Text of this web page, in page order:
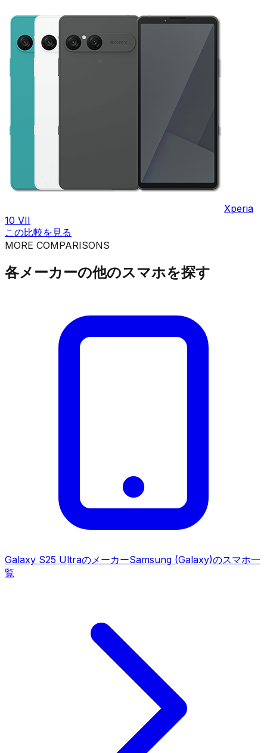
Xperia
10 VII
この比較を見る
MORE COMPARISONS
各メーカーの他のスマホを探す
Galaxy S25 UltraのメーカーSamsung (Galaxy)のスマホ一
覧